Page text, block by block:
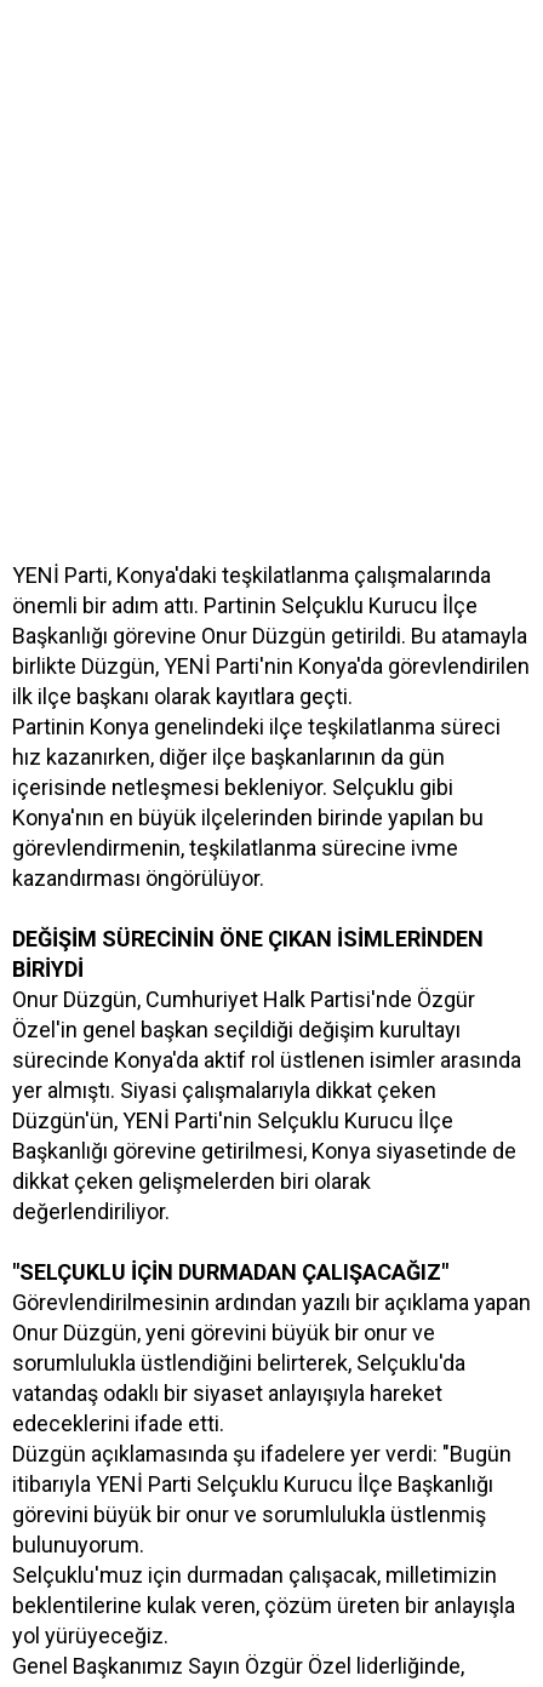
YENİ Parti, Konya'daki teşkilatlanma çalışmalarında
önemli bir adım attı. Partinin Selçuklu Kurucu İlçe
Başkanlığı görevine Onur Düzgün getirildi. Bu atamayla
birlikte Düzgün, YENİ Parti'nin Konya'da görevlendirilen
ilk ilçe başkanı olarak kayıtlara geçti.
Partinin Konya genelindeki ilçe teşkilatlanma süreci
hız kazanırken, diğer ilçe başkanlarının da gün
içerisinde netleşmesi bekleniyor. Selçuklu gibi
Konya'nın en büyük ilçelerinden birinde yapılan bu
görevlendirmenin, teşkilatlanma sürecine ivme
kazandırması öngörülüyor.
DEĞİŞİM SÜRECİNİN ÖNE ÇIKAN İSİMLERİNDEN
BİRİYDİ
Onur Düzgün, Cumhuriyet Halk Partisi'nde Özgür
Özel'in genel başkan seçildiği değişim kurultayı
sürecinde Konya'da aktif rol üstlenen isimler arasında
yer almıştı. Siyasi çalışmalarıyla dikkat çeken
Düzgün'ün, YENİ Parti'nin Selçuklu Kurucu İlçe
Başkanlığı görevine getirilmesi, Konya siyasetinde de
dikkat çeken gelişmelerden biri olarak
değerlendiriliyor.
"SELÇUKLU İÇİN DURMADAN ÇALIŞACAĞIZ"
Görevlendirilmesinin ardından yazılı bir açıklama yapan
Onur Düzgün, yeni görevini büyük bir onur ve
sorumlulukla üstlendiğini belirterek, Selçuklu'da
vatandaş odaklı bir siyaset anlayışıyla hareket
edeceklerini ifade etti.
Düzgün açıklamasında şu ifadelere yer verdi: "Bugün
itibarıyla YENİ Parti Selçuklu Kurucu İlçe Başkanlığı
görevini büyük bir onur ve sorumlulukla üstlenmiş
bulunuyorum.
Selçuklu'muz için durmadan çalışacak, milletimizin
beklentilerine kulak veren, çözüm üreten bir anlayışla
yol yürüyeceğiz.
Genel Başkanımız Sayın Özgür Özel liderliğinde,